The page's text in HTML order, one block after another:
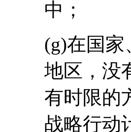
中；
(g)在国
地区，没
有时限的
战略行动